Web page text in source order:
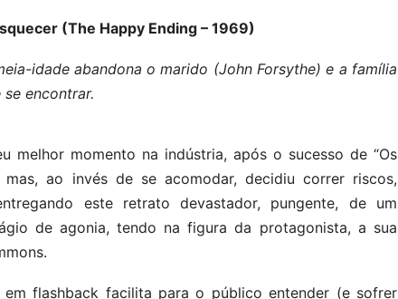
(The Happy Ending – 1969)
idade abandona o marido (John Forsythe) e a família
encontrar.
melhor momento na indústria, após o sucesso de “Os
mas, ao invés de se acomodar, decidiu correr riscos,
este retrato devastador, pungente, de um
de agonia, tendo na figura da protagonista, a sua
flashback facilita para o público entender (e sofrer